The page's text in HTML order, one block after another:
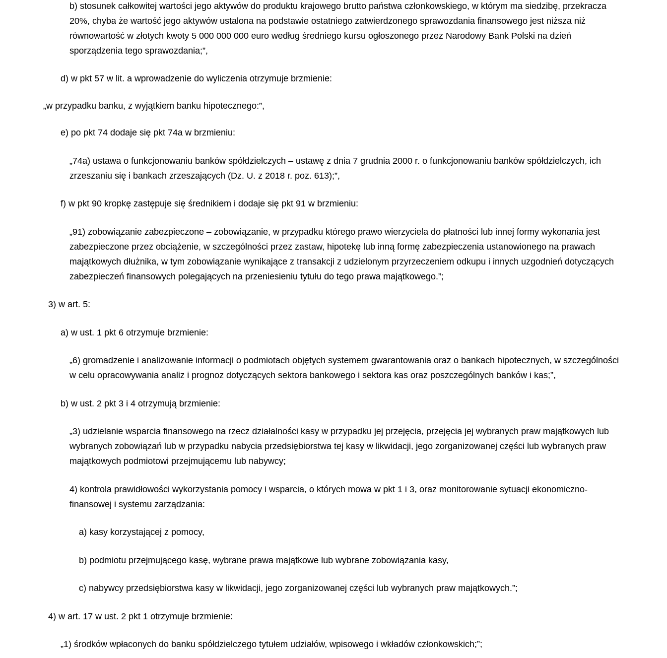
b) stosunek całkowitej wartości jego aktywów do produktu krajowego brutto państwa członkowskiego, w którym ma siedzibę, przekracza
20%, chyba że wartość jego aktywów ustalona na podstawie ostatniego zatwierdzonego sprawozdania finansowego jest niższa niż
równowartość w złotych kwoty 5 000 000 000 euro według średniego kursu ogłoszonego przez Narodowy Bank Polski na dzień
sporządzenia tego sprawozdania;”,
d) w pkt 57 w lit. a wprowadzenie do wyliczenia otrzymuje brzmienie:
„w przypadku banku, z wyjątkiem banku hipotecznego:”,
e) po pkt 74 dodaje się pkt 74a w brzmieniu:
„74a) ustawa o funkcjonowaniu banków spółdzielczych – ustawę z dnia 7 grudnia 2000 r. o funkcjonowaniu banków spółdzielczych, ich
zrzeszaniu się i bankach zrzeszających (Dz. U. z 2018 r. poz. 613);”,
f) w pkt 90 kropkę zastępuje się średnikiem i dodaje się pkt 91 w brzmieniu:
„91) zobowiązanie zabezpieczone – zobowiązanie, w przypadku którego prawo wierzyciela do płatności lub innej formy wykonania jest
zabezpieczone przez obciążenie, w szczególności przez zastaw, hipotekę lub inną formę zabezpieczenia ustanowionego na prawach
majątkowych dłużnika, w tym zobowiązanie wynikające z transakcji z udzielonym przyrzeczeniem odkupu i innych uzgodnień dotyczących
zabezpieczeń finansowych polegających na przeniesieniu tytułu do tego prawa majątkowego.”;
3) w art. 5:
a) w ust. 1 pkt 6 otrzymuje brzmienie:
„6) gromadzenie i analizowanie informacji o podmiotach objętych systemem gwarantowania oraz o bankach hipotecznych, w szczególności
w celu opracowywania analiz i prognoz dotyczących sektora bankowego i sektora kas oraz poszczególnych banków i kas;”,
b) w ust. 2 pkt 3 i 4 otrzymują brzmienie:
„3) udzielanie wsparcia finansowego na rzecz działalności kasy w przypadku jej przejęcia, przejęcia jej wybranych praw majątkowych lub
wybranych zobowiązań lub w przypadku nabycia przedsiębiorstwa tej kasy w likwidacji, jego zorganizowanej części lub wybranych praw
majątkowych podmiotowi przejmującemu lub nabywcy;
4) kontrola prawidłowości wykorzystania pomocy i wsparcia, o których mowa w pkt 1 i 3, oraz monitorowanie sytuacji ekonomiczno-
finansowej i systemu zarządzania:
a) kasy korzystającej z pomocy,
b) podmiotu przejmującego kasę, wybrane prawa majątkowe lub wybrane zobowiązania kasy,
c) nabywcy przedsiębiorstwa kasy w likwidacji, jego zorganizowanej części lub wybranych praw majątkowych.”;
4) w art. 17 w ust. 2 pkt 1 otrzymuje brzmienie:
„1) środków wpłaconych do banku spółdzielczego tytułem udziałów, wpisowego i wkładów członkowskich;”;